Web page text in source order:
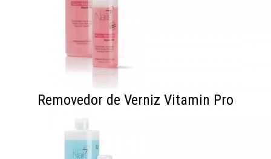
Removedor de Verniz Vitamin Pro